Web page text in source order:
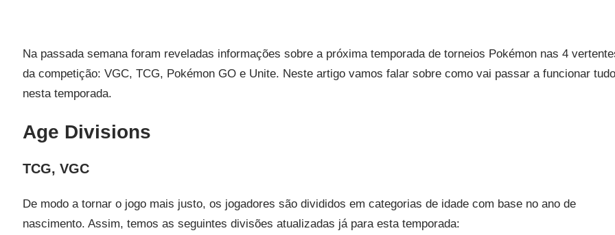
Na passada semana foram reveladas informações sobre a próxima temporada de torneios Pokémon nas 4
da competição: VGC, TCG, Pokémon GO e Unite. Neste artigo vamos falar sobre como vai passar a funcionar tudo
nesta temporada.
Age Divisions
TCG, VGC
De modo a tornar o jogo mais justo, os jogadores são divididos em categorias de idade com base no ano de
nascimento. Assim, temos as seguintes divisões atualizadas já para esta temporada: